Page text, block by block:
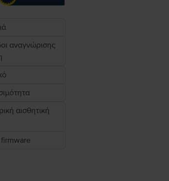
αναγνώρισης
αισθητική